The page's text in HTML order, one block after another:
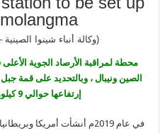
(وكالة أنباء شينوا
محطة لمراقبة الأرصاد الجوية الأعلى
الصين ونيبال ، وبالتحديد على قمة
إرتفاعها حوالي 9 كيلومتر فوق سطح البحر.
في عام 2019م أنشأت أمريكا